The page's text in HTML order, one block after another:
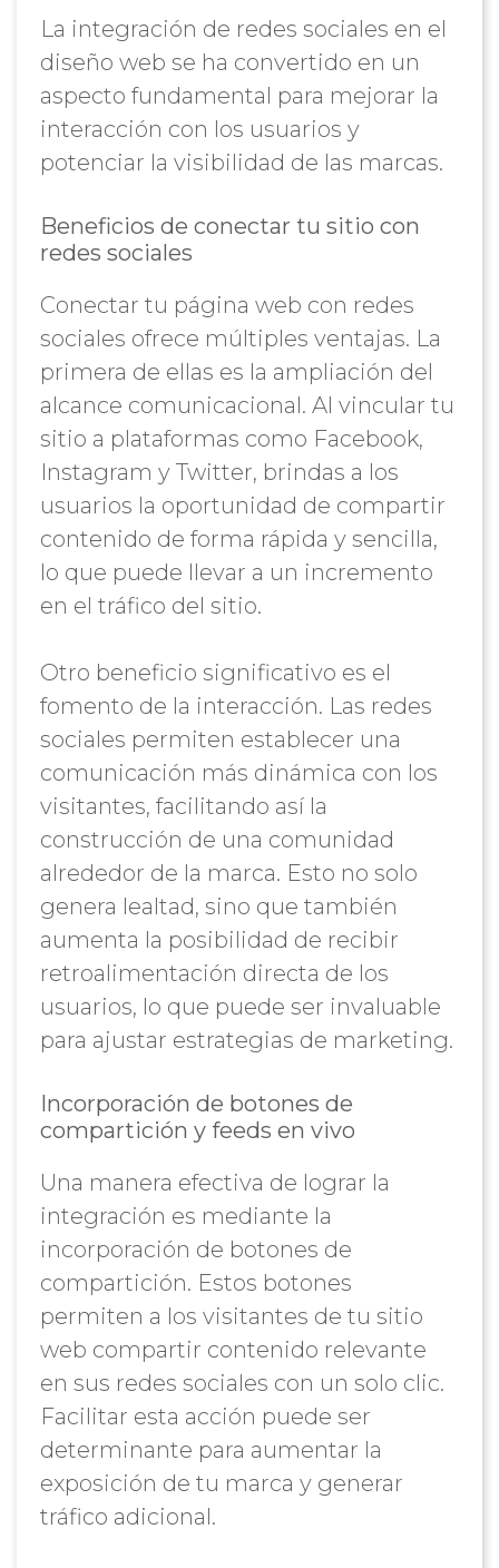
La integración de redes sociales en el
diseño web se ha convertido en un
aspecto fundamental para mejorar la
interacción con los usuarios y
potenciar la visibilidad de las marcas.
Beneficios de conectar tu sitio con
redes sociales
Conectar tu página web con redes
sociales ofrece múltiples ventajas. La
primera de ellas es la ampliación del
alcance comunicacional. Al vincular tu
sitio a plataformas como Facebook,
Instagram y Twitter, brindas a los
usuarios la oportunidad de compartir
contenido de forma rápida y sencilla,
lo que puede llevar a un incremento
en el tráfico del sitio.
Otro beneficio significativo es el
fomento de la interacción. Las redes
sociales permiten establecer una
comunicación más dinámica con los
visitantes, facilitando así la
construcción de una comunidad
alrededor de la marca. Esto no solo
genera lealtad, sino que también
aumenta la posibilidad de recibir
retroalimentación directa de los
usuarios, lo que puede ser invaluable
para ajustar estrategias de marketing.
Incorporación de botones de
compartición y feeds en vivo
Una manera efectiva de lograr la
integración es mediante la
incorporación de botones de
compartición. Estos botones
permiten a los visitantes de tu sitio
web compartir contenido relevante
en sus redes sociales con un solo clic.
Facilitar esta acción puede ser
determinante para aumentar la
exposición de tu marca y generar
tráfico adicional.